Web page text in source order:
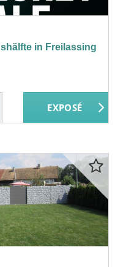
in Freilassing